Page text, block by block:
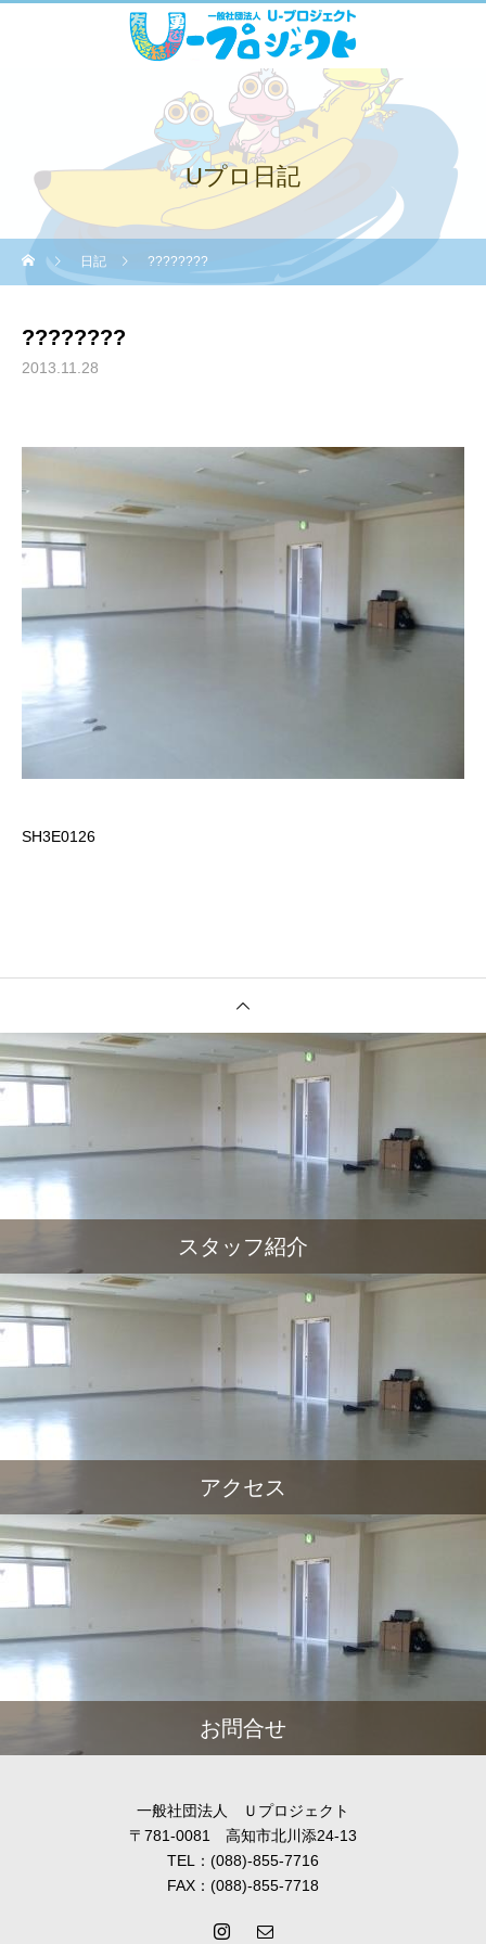
Uプロ日記
日記 ????????
????????
2013.11.28
SH3E0126
スタッフ紹介
アクセス
お問合せ
一般社団法人 Ｕプロジェクト
〒781-0081 高知市北川添24-13
TEL：(088)-855-7716
FAX：(088)-855-7718